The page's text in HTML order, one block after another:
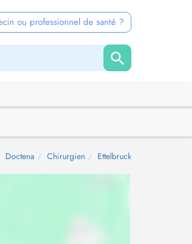
ou professionnel de santé ?
Doctena Chirurgien Ettelbruck